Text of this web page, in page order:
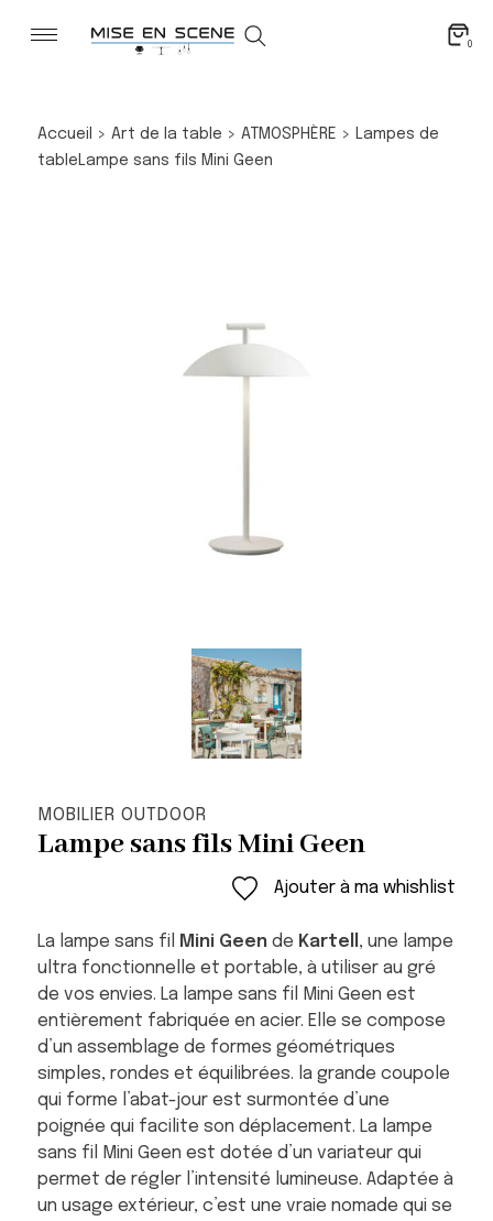
0
Accueil > Art de la table > ATMOSPHÈRE > Lampes de
table Lampe sans fils Mini Geen
MOBILIER OUTDOOR
Lampe sans fils Mini Geen
Ajouter à ma whishlist
La lampe sans fil Mini Geende Kartell , une lampe
ultra fonctionnelle et portable, à utiliser au gré
de vos envies. La lampe sans fil Mini Geen est
entièrement fabriquée en acier. Elle se compose
d’un assemblage de formes géométriques
simples, rondes et équilibrées. la grande coupole
qui forme l’abat-jour est surmontée d’une
poignée qui facilite son déplacement. La lampe
sans fil Mini Geen est dotée d’un variateur qui
permet de régler l’intensité lumineuse. Adaptée à
un usage extérieur, c’est une vraie nomade qui se